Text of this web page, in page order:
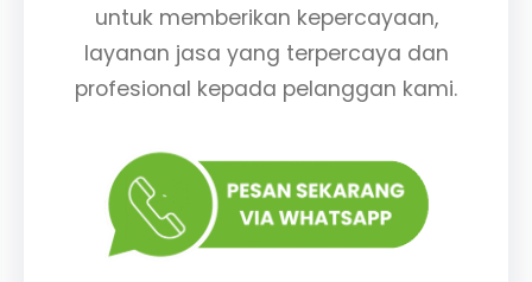
untuk memberikan kepercayaan,
layanan jasa yang terpercaya dan
profesional kepada pelanggan kami.